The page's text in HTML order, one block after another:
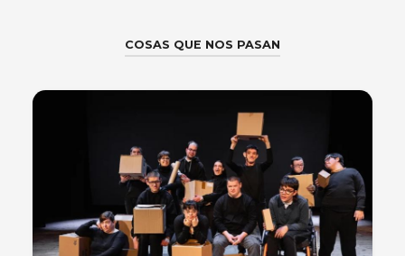
COSAS QUE NOS PASAN